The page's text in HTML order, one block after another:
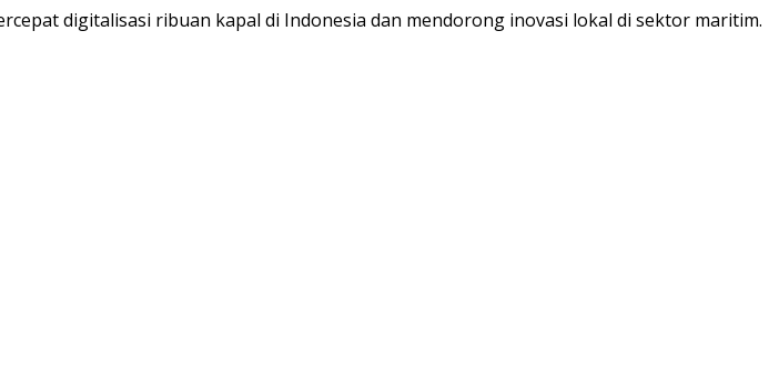
digitalisasi ribuan kapal di Indonesia dan mendorong inovasi lokal di sektor maritim.